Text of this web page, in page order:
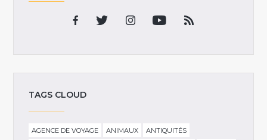
TAGS CLOUD
AGENCE DE VOYAGE ANIMAUX
ANTIQUITÉS